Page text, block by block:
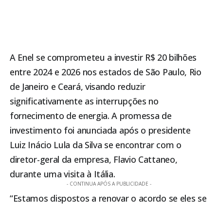
A Enel se comprometeu a investir R$ 20 bilhões
entre 2024 e 2026 nos estados de São Paulo, Rio
de Janeiro e Ceará, visando reduzir
significativamente as interrupções no
fornecimento de energia. A promessa de
investimento foi anunciada após o presidente
Luiz Inácio Lula da Silva se encontrar com o
diretor-geral da empresa, Flavio Cattaneo,
durante uma visita à Itália.
- CONTINUA APÓS A PUBLICIDADE -
“Estamos dispostos a renovar o acordo se eles se